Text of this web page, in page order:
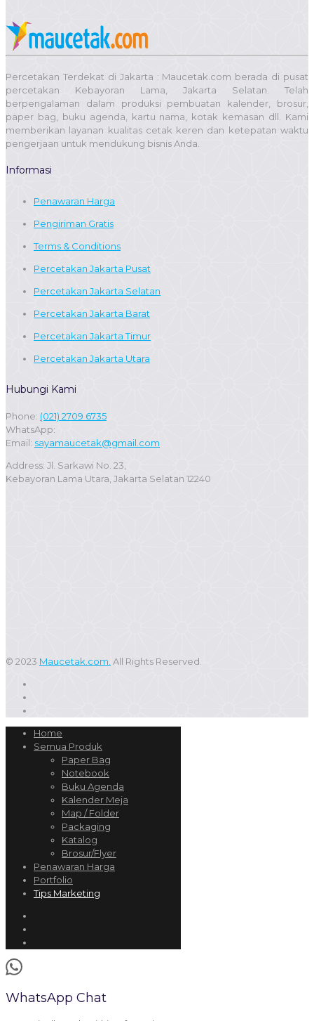
Percetakan Terdekat di Jakarta : Maucetak.com berada di pusat
percetakan Kebayoran Lama, Jakarta Selatan. Telah
berpengalaman dalam produksi pembuatan kalender, brosur,
paper bag, buku agenda, kartu nama, kotak kemasan dll. Kami
memberikan layanan kualitas cetak keren dan ketepatan waktu
pengerjaan untuk mendukung bisnis Anda.
Informasi
Penawaran Harga
Pengiriman Gratis
Terms & Conditions
Percetakan Jakarta Pusat
Percetakan Jakarta Selatan
Percetakan Jakarta Barat
Percetakan Jakarta Timur
Percetakan Jakarta Utara
Hubungi Kami
Phone: (021) 2709 6735
WhatsApp:
Email: sayamaucetak@gmail.com
Address: Jl. Sarkawi No. 23,
Kebayoran Lama Utara, Jakarta Selatan 12240
© 2023 Maucetak.com. All Rights Reserved.
Home
Semua Produk
Paper Bag
Notebook
Buku Agenda
Kalender Meja
Map / Folder
Packaging
Katalog
Brosur/Flyer
Penawaran Harga
Portfolio
Tips Marketing
WhatsApp Chat